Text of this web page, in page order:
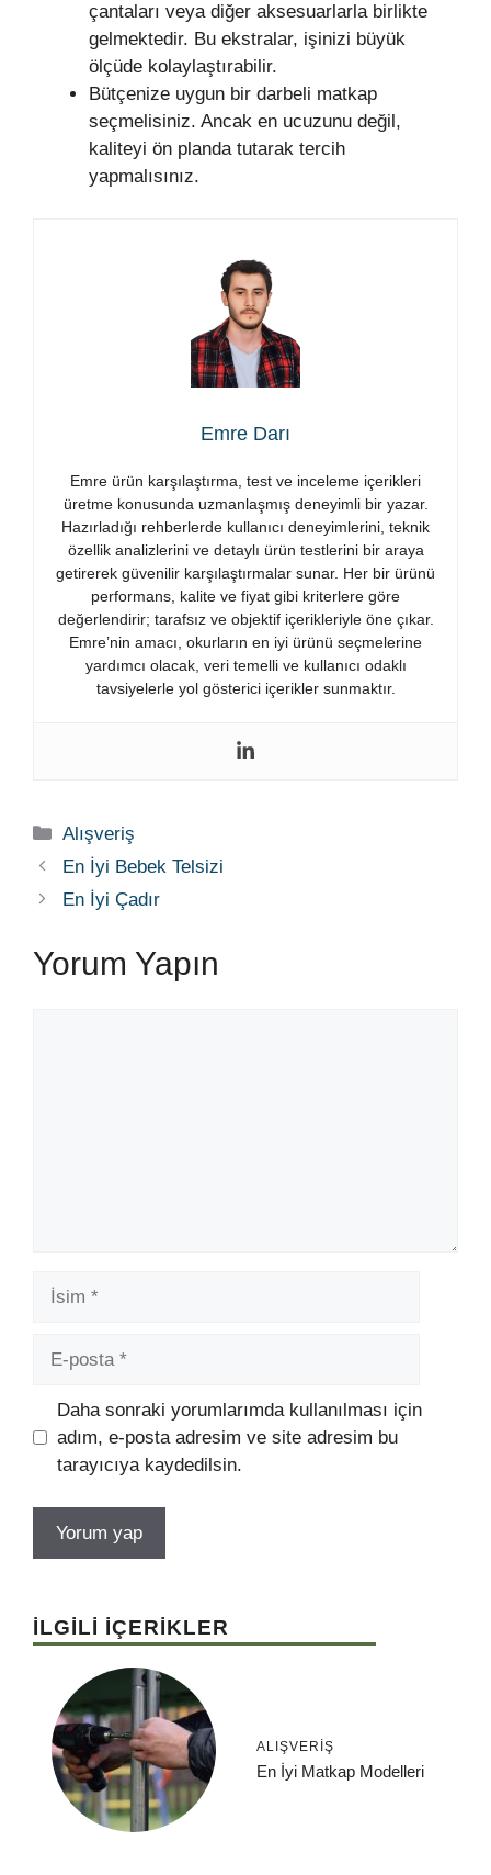
çantaları veya diğer aksesuarlarla birlikte
gelmektedir. Bu ekstralar, işinizi büyük
ölçüde kolaylaştırabilir.
Bütçenize uygun bir darbeli matkap
seçmelisiniz. Ancak en ucuzunu değil,
kaliteyi ön planda tutarak tercih
yapmalısınız.
Emre Darı
Emre ürün karşılaştırma, test ve inceleme içerikleri
üretme konusunda uzmanlaşmış deneyimli bir yazar.
Hazırladığı rehberlerde kullanıcı deneyimlerini, teknik
özellik analizlerini ve detaylı ürün testlerini bir araya
getirerek güvenilir karşılaştırmalar sunar. Her bir ürünü
performans, kalite ve fiyat gibi kriterlere göre
değerlendirir; tarafsız ve objektif içerikleriyle öne çıkar.
Emre’nin amacı, okurların en iyi ürünü seçmelerine
yardımcı olacak, veri temelli ve kullanıcı odaklı
tavsiyelerle yol gösterici içerikler sunmaktır.
Kategoriler
Alışveriş
En İyi Bebek Telsizi
En İyi Çadır
Yorum Yapın
İsim
posta
Daha sonraki yorumlarımda kullanılması için
adım, e-posta adresim ve site adresim bu
tarayıcıya kaydedilsin.
İLGİLİ İÇERİKLER
ALIŞVERIŞ
En İyi Matkap Modelleri